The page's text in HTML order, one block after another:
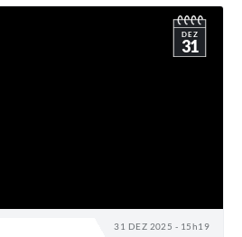
31 DEZ 2025 - 15h19
DEZ
31